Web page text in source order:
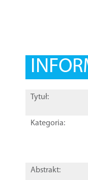
Tytuł:
Kategoria:
Abstrakt: